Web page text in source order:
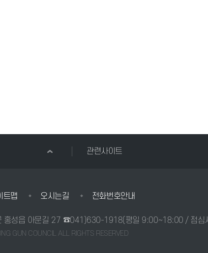
관련사이트
트맵 오시는길 전화번호안내
홍성읍 아문길 27 ☎041)630-1918(평일 9:00~18:00 / 점
GUN COUNCIL ALL RIGHTS RESERVED